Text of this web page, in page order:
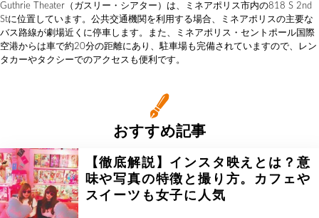
Guthrie Theater（ガスリー・シアター）は、ミネアポリス市内の818 S 2nd
Stに位置しています。公共交通機関を利用する場合、ミネアポリスの主要な
バス路線が劇場近くに停車します。また、ミネアポリス・セントポール国際
空港からは車で約20分の距離にあり、駐車場も完備されていますので、レン
タカーやタクシーでのアクセスも便利です。
おすすめ記事
【徹底解説】インスタ映えとは？意
味や写真の特徴と撮り方。カフェや
スイーツも女子に人気